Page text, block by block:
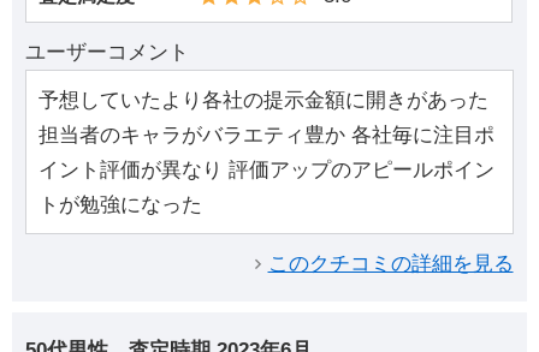
ユーザーコメント
予想していたより各社の提示金額に開きがあった
担当者のキャラがバラエティ豊か 各社毎に注目ポ
イント評価が異なり 評価アップのアピールポイン
トが勉強になった
このクチコミの詳細を見る